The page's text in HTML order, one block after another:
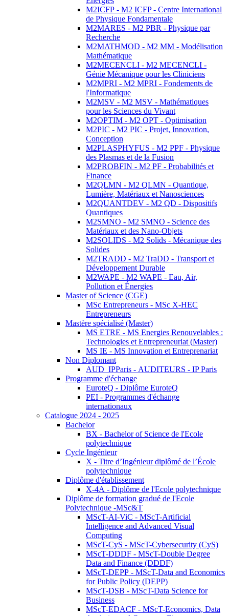
M2ICFP - M2 ICFP - Centre International
de Physique Fondamentale
M2MARES - M2 PBR - Physique par
Recherche
M2MATHMOD - M2 MM - Modélisation
Mathématique
M2MECENCLI - M2 MECENCLI -
Génie Mécanique pour les Cliniciens
M2MPRI - M2 MPRI - Fondements de
l'Informatique
M2MSV - M2 MSV - Mathématiques
pour les Sciences du Vivant
M2OPTIM - M2 OPT - Optimisation
M2PIC - M2 PIC - Projet, Innovation,
Conception
M2PLASPHYFUS - M2 PPF - Physique
des Plasmas et de la Fusion
M2PROBFIN - M2 PF - Probabilités et
Finance
M2QLMN - M2 QLMN - Quantique,
Lumière, Matériaux et Nanosciences
M2QUANTDEV - M2 QD - Dispositifs
Quantiques
M2SMNO - M2 SMNO - Science des
Matériaux et des Nano-Objets
M2SOLIDS - M2 Solids - Mécanique des
Solides
M2TRADD - M2 TraDD - Transport et
Développement Durable
M2WAPE - M2 WAPE - Eau, Air,
Pollution et Énergies
Master of Science (CGE)
MSc Entrepreneurs - MSc X-HEC
Entrepreneurs
Mastère spécialisé (Master)
MS ETRE - MS Energies Renouvelables :
Technologies et Entrepreneuriat (Master)
MS IE - MS Innovation et Entreprenariat
Non Diplomant
AUD_IPParis - AUDITEURS - IP Paris
Programme d'échange
EuroteQ - Diplôme EuroteQ
PEI - Programmes d'échange
internationaux
Catalogue 2024 - 2025
Bachelor
BX - Bachelor of Science de l'Ecole
polytechnique
Cycle Ingénieur
X - Titre d’Ingénieur diplômé de l’École
polytechnique
Diplôme d'établissement
X-4A - Diplôme de l'Ecole polytechnique
Diplôme de formation gradué de l'Ecole
Polytechnique -MSc&T
MScT-AI-ViC - MScT-Artificial
Intelligence and Advanced Visual
Computing
MScT-CyS - MScT-Cybersecurity (CyS)
MScT-DDDF - MScT-Double Degree
Data and Finance (DDDF)
MScT-DEPP - MScT-Data and Economics
for Public Policy (DEPP)
MScT-DSB - MScT-Data Science for
Business
MScT-EDACF - MScT-Economics, Data